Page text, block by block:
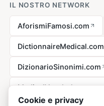
IL NOSTRO NETWORK
AforismiFamosi.com
DictionnaireMedical.com
DizionarioSinonimi.com
MedicalVocabulary.org
Cookie e privacy